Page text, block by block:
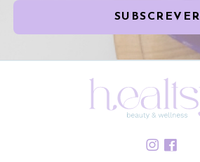
SUBSCREVER